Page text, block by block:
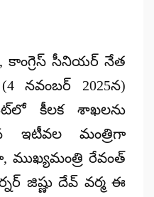
కాంగ్రెస్ సీనియర్ నేత
నవంబర్ 2025న)
కీలక శాఖలను
ఇటీవల మంత్రిగా
రేవంత్
జిష్ణు దేవ్ వర్మ ఈ